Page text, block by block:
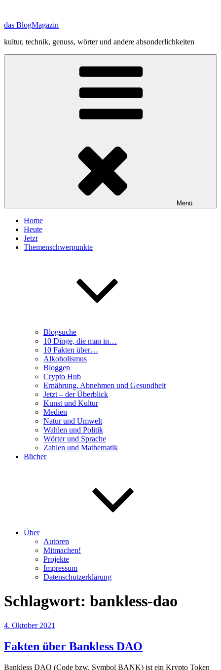
springen
das BlogMagazin
kultur, technik, genuss, wörter und andere absonderlichkeiten
Menü
Home
Heute
Jetzt
Themenschwerpunkte
Blogsuche
10 Dinge, die man in…
10 Fakten über…
Alkoholismus
Bloggen
Crypto Hub
Ernährung, Abnehmen und Gesundheit
Jetzt – der Überblick
Kunst und Kultur
Medien
Natur und Umwelt
Wahlen und Politik
Wörter und Sprache
Zahlen und Mathematik
Bücher
Über
Autoren
Mitmachen!
Projekte
Impressum
Datenschutzerklärung
Schlagwort: bankless-dao
Veröffentlicht
4. Oktober 2021
Fakten über Bankless DAO
Bankless DAO (Code bzw. Symbol BANK) ist ein Krypto Token